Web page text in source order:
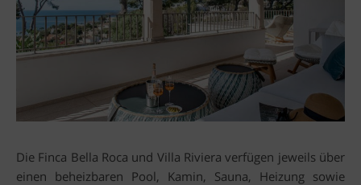
Die Finca Bella Roca und Villa Riviera verfügen jeweils über
einen beheizbaren Pool, Kamin, Sauna, Heizung sowie